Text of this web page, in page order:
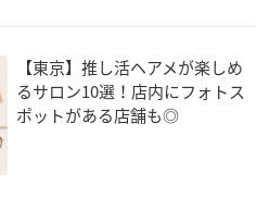
【東京】推し活ヘアメが楽しめ
るサロン10選！店内にフォトス
ポットがある店舗も◎